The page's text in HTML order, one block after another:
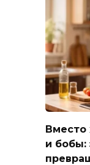
Вместо
и бобы: